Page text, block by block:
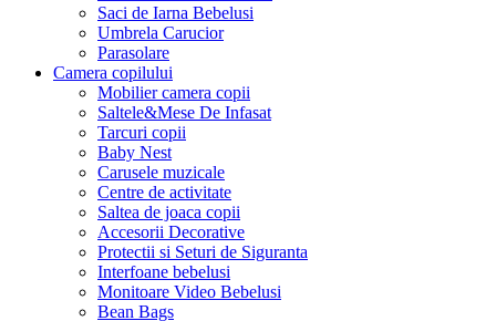
Saci de Iarna Bebelusi
Umbrela Carucior
Parasolare
Camera copilului
Mobilier camera copii
Saltele&Mese De Infasat
Tarcuri copii
Baby Nest
Carusele muzicale
Centre de activitate
Saltea de joaca copii
Accesorii Decorative
Protectii si Seturi de Siguranta
Interfoane bebelusi
Monitoare Video Bebelusi
Bean Bags